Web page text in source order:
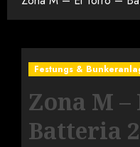
Festungs &
Zona M
Batteria 2